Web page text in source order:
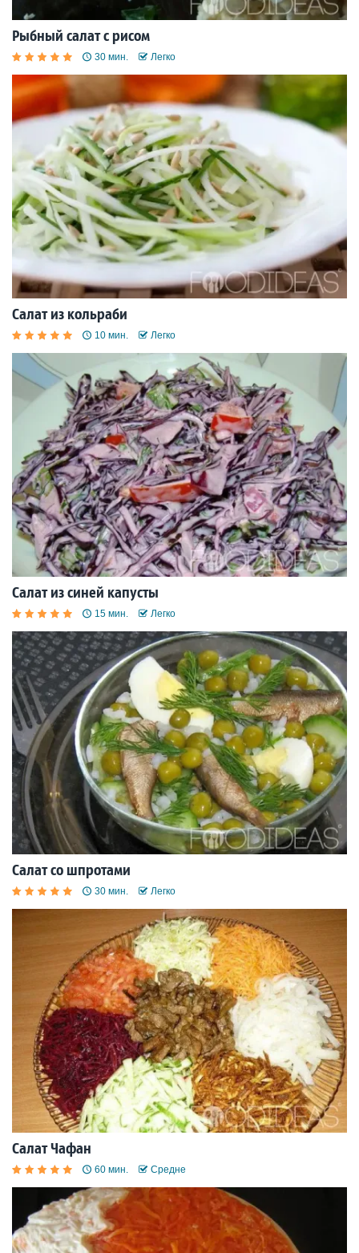
Рыбный салат с рисом
30 мин. Легко
Салат из кольраби
10 мин. Легко
Салат из синей капусты
15 мин. Легко
Салат со шпротами
30 мин. Легко
Салат Чафан
60 мин. Средне